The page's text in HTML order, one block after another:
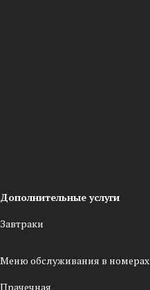
Дополнительные услуги
Завтраки
Меню обслуживания в номерах
Прачечная